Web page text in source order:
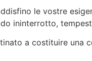
le vostre
ininterrotto,
a costituire una